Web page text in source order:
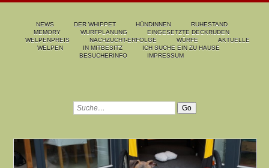
NEWS DER WHIPPET HÜNDINNEN
RUHESTAND
MEMORY
WURFPLANUNG
EINGESETZTE DECKRÜDEN
WELPENPREIS
NACHZUCHT-ERFOLGE WÜRFE
AKTUELLE
WELPEN
IN MITBESITZ
ICH SUCHE EIN ZU HAUSE
BESUCHERINFO
IMPRESSUM